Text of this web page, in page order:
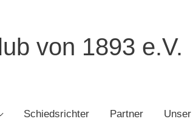
von 1893 e.V.
Schiedsrichter Partner